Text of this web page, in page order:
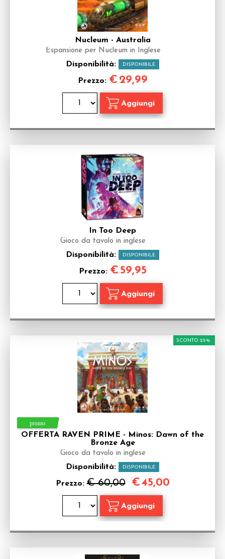
Nucleum - Australia
Espansione per Nucleum in Inglese
Disponibilità: DISPONIBILE
Prezzo: € 29,99
In Too Deep
Gioco da tavolo in inglese
Disponibilità: DISPONIBILE
Prezzo: € 59,95
OFFERTA RAVEN PRIME - Minos: Dawn of the
Bronze Age
Gioco da tavolo in inglese
Disponibilità: DISPONIBILE
Prezzo:€ 60,00
SCONTO 25%
€45,00